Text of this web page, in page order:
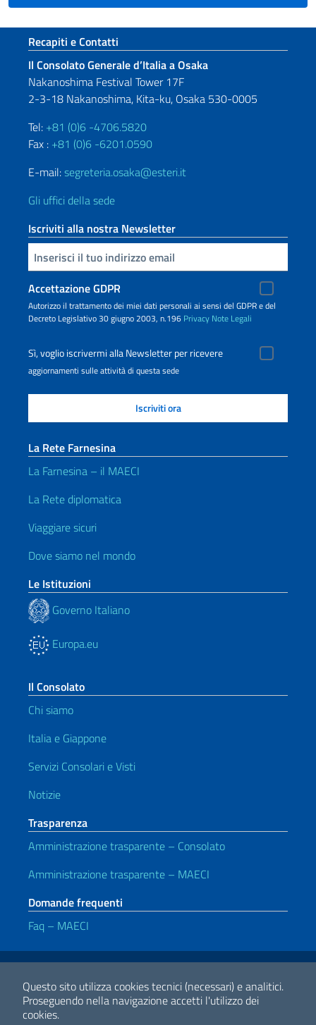
Questo sito utilizza cookies tecnici (necessari) e analitici.
Proseguendo nella navigazione accetti l'utilizzo dei
cookies.
Sezione footer
Recapiti e Contatti
Il Consolato Generale d’Italia a Osaka
Nakanoshima Festival Tower 17F
2-3-18 Nakanoshima, Kita-ku, Osaka 530-0005
Tel: +81 (0)6 -4706.5820
Fax : +81 (0)6 -6201.0590
E-mail:segreteria.osaka@esteri.it
Gli uffici della sede
Iscriviti alla nostra Newsletter
Inserisci la tua email
Accettazione GDPR
Autorizzo il trattamento dei miei dati personali ai sensi del GDPR e del
Decreto Legislativo 30 giugno 2003, n.196 Privacy Note Legali
Sì, voglio iscrivermi alla Newsletter per ricevere
aggiornamenti sulle attività di questa sede
La Rete Farnesina
La Farnesina – il MAECI
La Rete diplomatica
Viaggiare sicuri
Dove siamo nel mondo
Le Istituzioni
Governo Italiano
Europa.eu
Il Consolato
Chi siamo
Italia e Giappone
Servizi Consolari e Visti
Notizie
Trasparenza
Amministrazione trasparente – Consolato
Amministrazione trasparente – MAECI
Domande frequenti
Faq – MAECI
Link Utili